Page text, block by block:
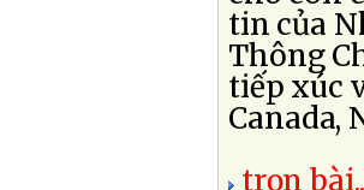
tin của
Thông
tiếp xúc
Canada,
trọn